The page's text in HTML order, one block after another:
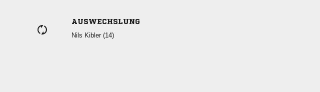
AUSWECHSLUNG
  